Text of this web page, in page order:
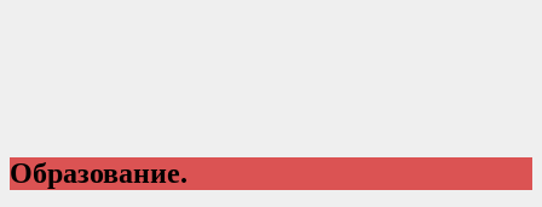
Образование.